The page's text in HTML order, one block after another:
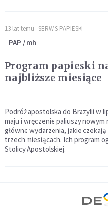
13 lat temu SERWIS PAPIESKI
PAP / mh
Program papieski
najbliższe miesiące
Podróż apostolska do Brazylii w
maju i wręczenie paliuszy
główne wydarzenia, jakie
trzech miesiącach. Ich program
Stolicy Apostolskiej.